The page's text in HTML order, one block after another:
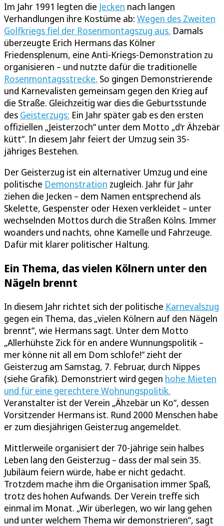
Im Jahr 1991 legten die Jecken nach langen
Verhandlungen ihre Kostüme ab: Wegen des Zweiten
Golfkriegs fiel der Rosenmontagszug aus. Damals
überzeugte Erich Hermans das Kölner
Friedensplenum, eine Anti-Kriegs-Demonstration zu
organisieren – und nutzte dafür die traditionelle
Rosenmontagsstrecke. So gingen Demonstrierende
und Karnevalisten gemeinsam gegen den Krieg auf
die Straße. Gleichzeitig war dies die Geburtsstunde
des Geisterzugs: Ein Jahr später gab es den ersten
offiziellen „Jeisterzoch“ unter dem Motto „d'r Ähzebär
kütt“. In diesem Jahr feiert der Umzug sein 35-
jähriges Bestehen.
Der Geisterzug ist ein alternativer Umzug und eine
politische Demonstration zugleich. Jahr für Jahr
ziehen die Jecken – dem Namen entsprechend als
Skelette, Gespenster oder Hexen verkleidet – unter
wechselnden Mottos durch die Straßen Kölns. Immer
woanders und nachts, ohne Kamelle und Fahrzeuge.
Dafür mit klarer politischer Haltung.
Ein Thema, das vielen Kölnern unter den
Nägeln brennt
In diesem Jahr richtet sich der politische Karnevalszug
gegen ein Thema, das „vielen Kölnern auf den Nägeln
brennt“, wie Hermans sagt. Unter dem Motto
„Allerhühste Zick för en andere Wunnungspolitik –
mer könne nit all em Dom schlofe!“ zieht der
Geisterzug am Samstag, 7. Februar, durch Nippes
(siehe Grafik). Demonstriert wird gegen hohe Mieten
und für eine gerechtere Wohnungspolitik.
Veranstalter ist der Verein „Ähzebär un Ko“, dessen
Vorsitzender Hermans ist. Rund 2000 Menschen habe
er zum diesjährigen Geisterzug angemeldet.
Mittlerweile organisiert der 70-jährige sein halbes
Leben lang den Geisterzug – dass der mal sein 35.
Jubiläum feiern würde, habe er nicht gedacht.
Trotzdem mache ihm die Organisation immer Spaß,
trotz des hohen Aufwands. Der Verein treffe sich
einmal im Monat. „Wir überlegen, wo wir lang gehen
und unter welchem Thema wir demonstrieren“, sagt